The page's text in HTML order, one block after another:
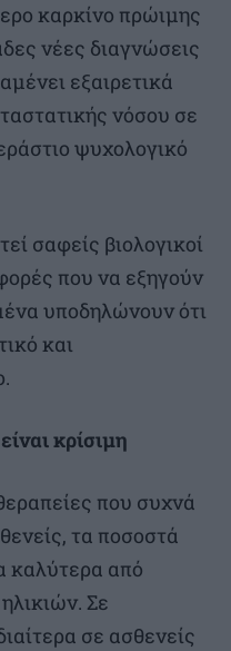
καρκίνο πρώιμης
νέες διαγνώσεις
εξαιρετικά
νόσου σε
ψυχολογικό
σαφείς βιολογικοί
που να εξηγούν
υποδηλώνουν ότι
και
κρίσιμη
που συχνά
τα ποσοστά
καλύτερα από
Σε
σε ασθενείς